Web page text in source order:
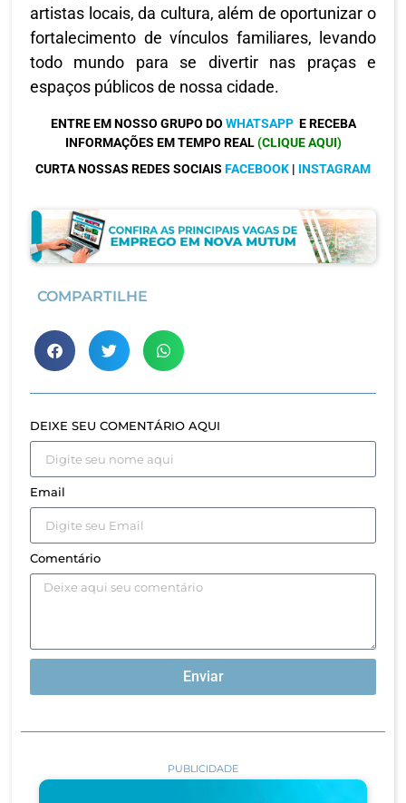
artistas locais, da cultura, além de oportunizar o
fortalecimento de vínculos familiares, levando
todo mundo para se divertir nas praças e
espaços públicos de nossa cidade.
ENTRE EM NOSSO GRUPO DO WHATSAPP E RECEBA
INFORMAÇÕES EM TEMPO REAL(CLIQUE AQUI)
CURTA NOSSAS REDES SOCIAIS FACEBOOK | INSTAGRAM
COMPARTILHE
DEIXE SEU COMENTÁRIO AQUI
Email
Comentário
Enviar
PUBLICIDADE